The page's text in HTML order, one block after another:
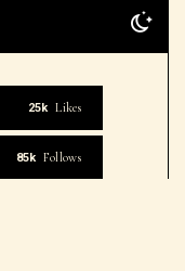
25k Likes
85k Follows